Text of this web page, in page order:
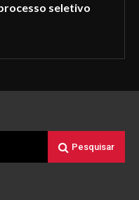
seletivo
Pesquisar